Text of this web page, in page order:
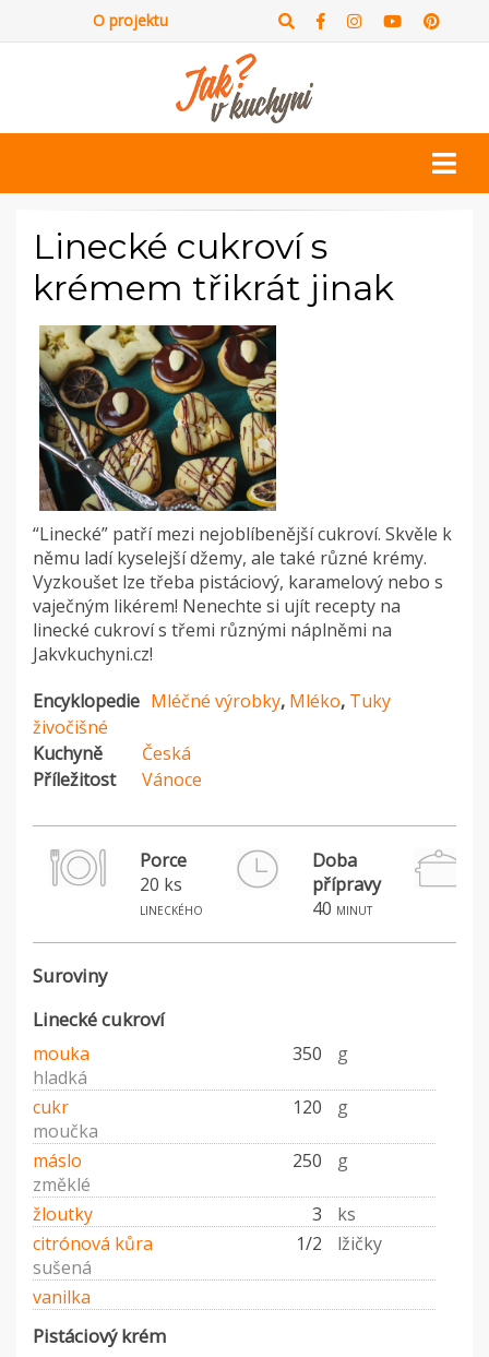
O projektu
Linecké cukroví s
krémem třikrát jinak
“Linecké” patří mezi nejoblíbenější cukroví. Skvěle k
němu ladí kyselejší džemy, ale také různé krémy.
Vyzkoušet lze třeba pistáciový, karamelový nebo s
vaječným likérem! Nenechte si ujít recepty na
linecké cukroví s třemi různými náplněmi na
Jakvkuchyni.cz!
Encyklopedie Mléčné výrobky, Mléko, Tuky
živočišné
Kuchyně
Česká
Příležitost
Vánoce
Porce
20 ks
lineckého
Doba
přípravy
40 minut
Suroviny
Linecké cukroví
mouka 350
g
hladká
cukr
120
g
moučka
máslo
250
g
změklé
žloutky
3
ks
citrónová kůra
1/2
lžičky
sušená
vanilka
Pistáciový krém